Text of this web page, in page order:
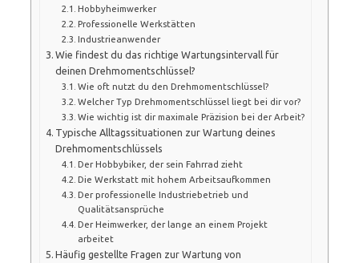
Hobbyheimwerker
Professionelle Werkstätten
Industrieanwender
Wie findest du das richtige Wartungsintervall für
deinen Drehmomentschlüssel?
Wie oft nutzt du den Drehmomentschlüssel?
Welcher Typ Drehmomentschlüssel liegt bei dir vor?
Wie wichtig ist dir maximale Präzision bei der Arbeit?
Typische Alltagssituationen zur Wartung deines
Drehmomentschlüssels
Der Hobbybiker, der sein Fahrrad zieht
Die Werkstatt mit hohem Arbeitsaufkommen
Der professionelle Industriebetrieb und
Qualitätsansprüche
Der Heimwerker, der lange an einem Projekt
arbeitet
Häufig gestellte Fragen zur Wartung von